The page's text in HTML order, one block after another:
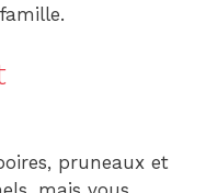
pruneaux et